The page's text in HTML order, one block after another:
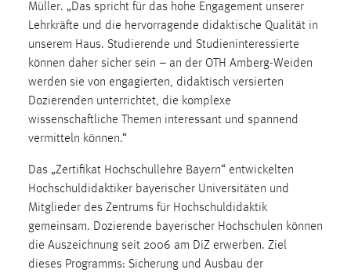
Müller. „Das spricht für das hohe Engagement unserer
Lehrkräfte und die hervorragende didaktische Qualität in
unserem Haus. Studierende und Studieninteressierte
können daher sicher sein – an der OTH Amberg-Weiden
werden sie von engagierten, didaktisch versierten
Dozierenden unterrichtet, die komplexe
wissenschaftliche Themen interessant und spannend
vermitteln können.“
Das „Zertifikat Hochschullehre Bayern“ entwickelten
Hochschuldidaktiker bayerischer Universitäten und
Mitglieder des Zentrums für Hochschuldidaktik
gemeinsam. Dozierende bayerischer Hochschulen können
die Auszeichnung seit 2006 am DiZ erwerben. Ziel
dieses Programms: Sicherung und Ausbau der
Zweck:
Wird benötigt um die Chatfunktion nutzen zu können.
Cookie Laufzeit:
MibewSessionID, mibew-chat-frame-style-
5e9dbeb1811c0446 = Sitzungslaufzeit, mibew_locale = 3
Jahre, MIBEW_UserID = 1 Jahr
Name:
fe_user, be_user, be_lastLoginProvider
Zweck:
Dieser Cookie ist notwendig um sich an der Website
einloggen zu können.